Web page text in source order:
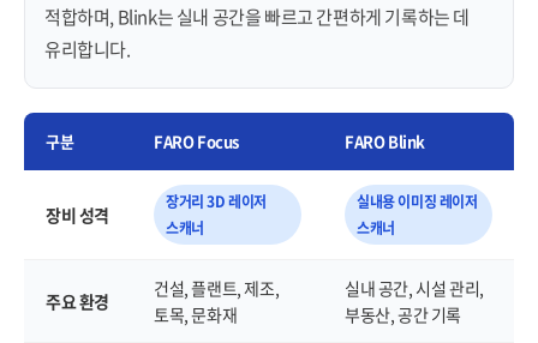
적합하며, Blink는 실내 공간을 빠르고 간편하게 기록하는 데
유리합니다.
구분 FARO Focus FARO Blink
장비 성격
장거리 3D 레이저
스캐너
실내용 이미징 레이저
스캐너
주요 환경
건설, 플랜트, 제조,
토목, 문화재
실내 공간, 시설 관리,
부동산, 공간 기록